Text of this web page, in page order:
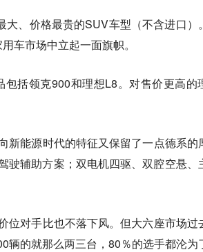
大、价格最贵的SUV车型（不含进口）
车市场中立起一面旗帜。
括领克900和理想L8。对售价更高的
新能源时代的特征又保留了一点德系的
驶辅助方案；双电机四驱、双腔空悬、
位对手比也不落下风。但大六座市场过
辆的就那么两三台，80％的选手都沦为